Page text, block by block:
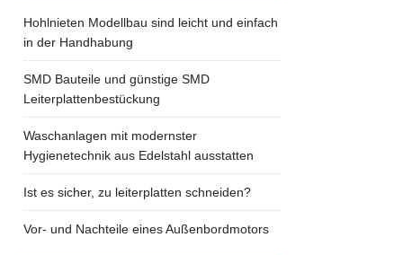
Hohlnieten Modellbau sind leicht und einfach
in der Handhabung
SMD Bauteile und günstige SMD
Leiterplattenbestückung
Waschanlagen mit modernster
Hygienetechnik aus Edelstahl ausstatten
Ist es sicher, zu leiterplatten schneiden?
Vor- und Nachteile eines Außenbordmotors